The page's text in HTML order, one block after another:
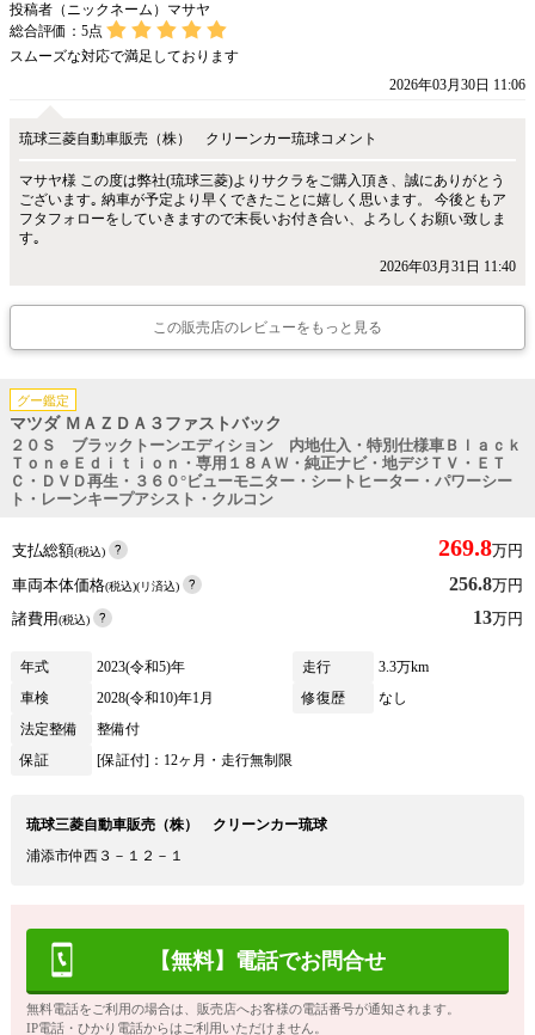
投稿者（ニックネーム）マサヤ
総合評価： 5点
スムーズな対応で満足しております
2026年03月30日 11:06
琉球三菱自動車販売（株） クリーンカー琉球コメント
マサヤ様 この度は弊社(琉球三菱)よりサクラをご購入頂き、誠にありがとう
ございます｡ 納車が予定より早くできたことに嬉しく思います。 今後ともア
フタフォローをしていきますので末長いお付き合い、よろしくお願い致しま
す｡
2026年03月31日 11:40
この販売店のレビューをもっと見る
グー鑑定
マツダ ＭＡＺＤＡ３ファストバック
２０Ｓ ブラックトーンエディション 内地仕入・特別仕様車Ｂｌａｃｋ
ＴｏｎｅＥｄｉｔｉｏｎ・専用１８ＡＷ・純正ナビ・地デジＴＶ・ＥＴ
Ｃ・ＤＶＤ再生・３６０°ビューモニター・シートヒーター・パワーシー
ト・レーンキープアシスト・クルコン
支払総額(税込) 269.8万円
車両本体価格(税込)(リ済込) 256.8万円
諸費用(税込) 13万円
年式 2023(令和5)年 走行
3.3万km
車検
2028(令和10)年1月 修復歴
なし
法定整備
整備付
保証
[保証付]：12ヶ月・走行無制限
琉球三菱自動車販売（株） クリーンカー琉球
浦添市仲西３－１２－１
【無料】電話でお問合せ
無料電話をご利用の場合は、販売店へお客様の電話番号が通知されます。
IP電話・ひかり電話からはご利用いただけません。